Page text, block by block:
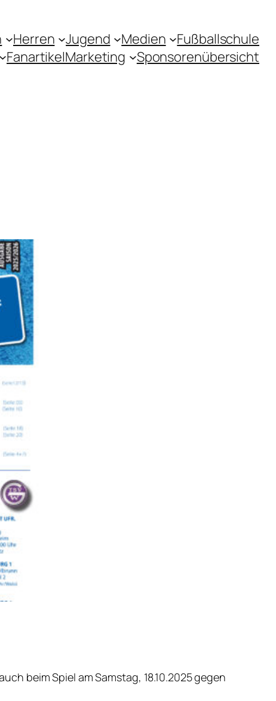
Herren Jugend Medien
Fußballschule
FanartikelMarketing Sponsorenübersicht
beim Spiel am Samstag, 18.10.2025 gegen